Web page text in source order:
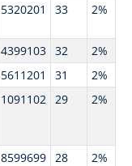
5320201 33 2%
4399103 32
2%
5611201 31
2%
1091102 29 2%
8599699 28 2%